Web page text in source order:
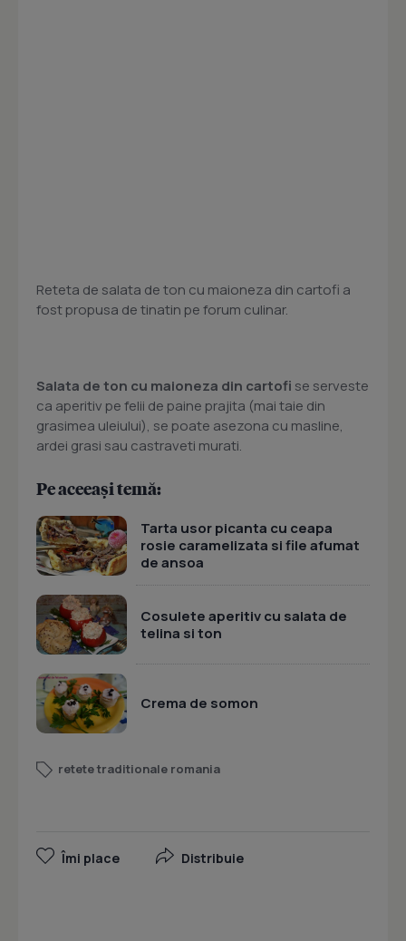
Reteta de salata de ton cu maioneza din cartofi a
fost propusa de tinatin pe forum culinar.
Salata de ton cu maioneza din cartofi se serveste
ca aperitiv pe felii de paine prajita (mai taie din
grasimea uleiului), se poate asezona cu masline,
ardei grasi sau castraveti murati.
Pe aceeași temă:
Tarta usor picanta cu ceapa
rosie caramelizata si file afumat
de ansoa
Cosulete aperitiv cu salata de
telina si ton
Crema de somon
retete traditionale romania
Îmi place Distribuie